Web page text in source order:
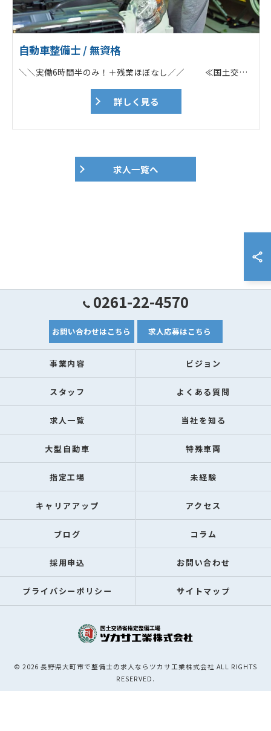
自動車整備士 / 無資格
＼＼実働6時間半のみ！＋残業ほぼなし／／ ≪国土交通省指定の整備工場！≫ POINT ✅「通勤車両の車検代」を負担！ ✅ノルマ一切なし／勉強会あり ✅残業なし／17時に定時退社可能！ ✅年2回の賞与＆各種手当あり ✅「勤続30年以上」のスタッフ多数！ ===================== ★Web面接OK！ ★応募前の工場見学も歓迎！ ===================== 電話でのお問い合わせもOK！ ➔➔➔0261-22-4570 担当：佐藤あて ===================== ♦トラックやバスなどの大型車両が7割 （※基本的にツーマンセルでの作業） ┗ユニック車・平ボディー・トレーラー ┗ダンプ・ミキサー車 ┗大型バス／マイクロバス ┗タイヤドーザーや移動式クレーンも！ ♦一般車両も対応（3割） ┗乗用車や軽自動車・バイクなど ♦担当車種の希望も応相談！ 「初めから大型をやりたい！」という方も 先輩がしっかりサポートします！ 【具体的な仕事内容】 大型商用車（トラック・バス等）、フォークリフトや建設機械などの車検、整備、定期点検などがメイン業務です。乗用車、軽自動車、バイクなども入庫します。 ♦自動車整備業務 ┗自動車整備全般 ┗車検、点検、一般整備 ♦建設機械整備業務 ┗建設機械の整備、点検、特定自主検査（年次検査） ┗建設機械の出張修理（大町市を中心に大北地域） ♦作業伝票、帳票類（各種記録簿）作成 ♦車両引取・納車 ♦電話対応など 地域の安全と環境を支える整備のプロフェッショナルとして、適格な整備技術を習得しながら、安心を提供する自動車整備士として、車検、点検、整備をお任せ致します。 ■各ディーラー、特装メーカー指定サービス工場で的確に対応 各大型商用車ディーラーを始め、各種特装車メーカーの指定サービス工場として、整備マニュアルや、純正部品の提供を行っています。様々な車種の車検・整備を手掛けたり、豊富な研修制度の他、資格取得支援も充実しているので、整備業務だけでなく次世代自動車技術のプロフェッショナルを目指し、キャリアアップをして頂けます。 ■技とICT活用の自動車整備 ツカサ工業では、ICT活用の自動車整備を推進しており、コンピュータでできることはコンピュータに任せ、人が手を使い行わなければならない事に時間を費やしています。整備の在り方を変えて、スマートな整備士ライフを目指しています。 【入社直後】 工場内で先輩の指示の下、整備経験を積んで頂きます。 状況を見て、1人での作業をお任せします。 自動車整備士・建設機械整備技能士の有資格者が在籍しています。 ★iPhone・工具（新調もOK）・作業着一式・安全靴貸与 スマホを支給しますので、わからないことは 電話やチャットですぐに聞くことが可能です！ 近くに先輩がいればその場で、 すぐに回答してくれます。 ★業務に必要な資格取得費用は会社負担！
詳しく見る
求人一覧へ
0261-22-4570
お問い合わせはこちら 求人応募はこちら
事業内容 ビジョン
スタッフ よくある質問
求人一覧 当社を知る
大型自動車 特殊車両
指定工場 未経験
キャリアアップ アクセス
ブログ コラム
採用申込 お問い合わせ
プライバシーポリシー サイトマップ
© 2026 長野県大町市で整備士の求人ならツカサ工業株式会社 ALL RIGHTS
RESERVED.